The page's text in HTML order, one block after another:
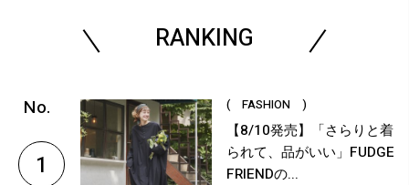
RANKING
1
( FASHION )
【8/10発売】「さらりと着
られて、品がいい」FUDGE
FRIENDの...